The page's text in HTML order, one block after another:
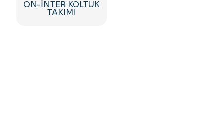
ON-İNTER KOLTUK
TAKIMI